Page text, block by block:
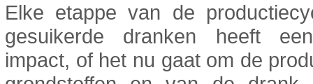
Elke etappe van de
gesuikerde dranken heeft
impact, of het nu gaat om de